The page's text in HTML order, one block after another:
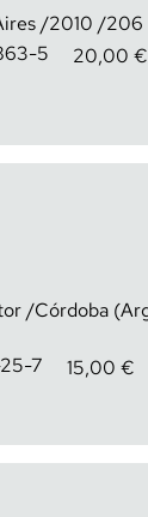
2010
206
5 20,00 €
Córdoba
7 15,00 €